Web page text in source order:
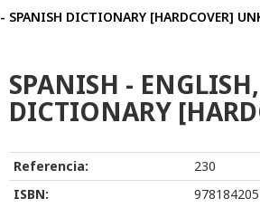
SPANISH DICTIONARY [HARDCOVER]
SPANISH -
DICTIONARY
Referencia:
230
ISBN: